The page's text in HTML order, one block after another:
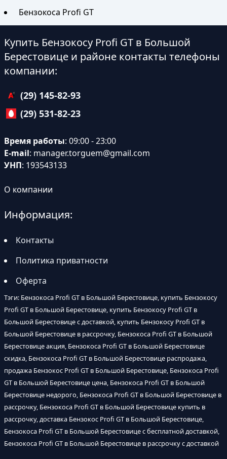
Бензокоса Profi GT
Купить Бензокосу Profi GT в Большой
Берестовице и районе контакты телефоны
компании:
(29) 145-82-93
(29) 531-82-23
Время работы: 09:00 - 23:00
E-mail: manager.torguem@gmail.com
УНП: 193543133
О компании
Информация:
Контакты
Политика приватности
Оферта
Тэги: Бензокоса Profi GT в Большой Берестовице, купить Бензокосу
Profi GT в Большой Берестовице, купить Бензокосу Profi GT в
Большой Берестовице с доставкой, купить Бензокосу Profi GT в
Большой Берестовице в рассрочку, Бензокоса Profi GT в Большой
Берестовице акция, Бензокоса Profi GT в Большой Берестовице
скидка, Бензокоса Profi GT в Большой Берестовице распродажа,
продажа Бензокос Profi GT в Большой Берестовице, Бензокоса Profi
GT в Большой Берестовице цена, Бензокоса Profi GT в Большой
Берестовице недорого, Бензокоса Profi GT в Большой Берестовице в
рассрочку, Бензокоса Profi GT в Большой Берестовице купить в
рассрочку, доставка Бензокос Profi GT в Большой Берестовице,
Бензокоса Profi GT в Большой Берестовице с бесплатной доставкой,
Бензокоса Profi GT в Большой Берестовице в рассрочку с доставкой